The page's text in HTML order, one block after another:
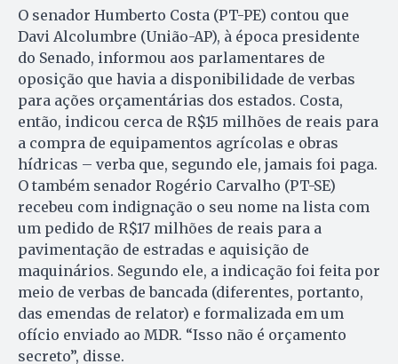
O senador Humberto Costa (PT-PE) contou que
Davi Alcolumbre (União-AP), à época presidente
do Senado, informou aos parlamentares de
oposição que havia a disponibilidade de verbas
para ações orçamentárias dos estados. Costa,
então, indicou cerca de R$15 milhões de reais para
a compra de equipamentos agrícolas e obras
hídricas – verba que, segundo ele, jamais foi paga.
O também senador Rogério Carvalho (PT-SE)
recebeu com indignação o seu nome na lista com
um pedido de R$17 milhões de reais para a
pavimentação de estradas e aquisição de
maquinários. Segundo ele, a indicação foi feita por
meio de verbas de bancada (diferentes, portanto,
das emendas de relator) e formalizada em um
ofício enviado ao MDR. “Isso não é orçamento
secreto”, disse.